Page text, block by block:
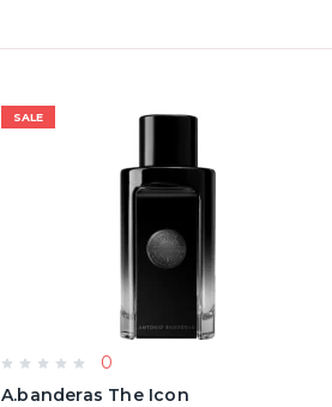
SALE
0
A.banderas The Icon